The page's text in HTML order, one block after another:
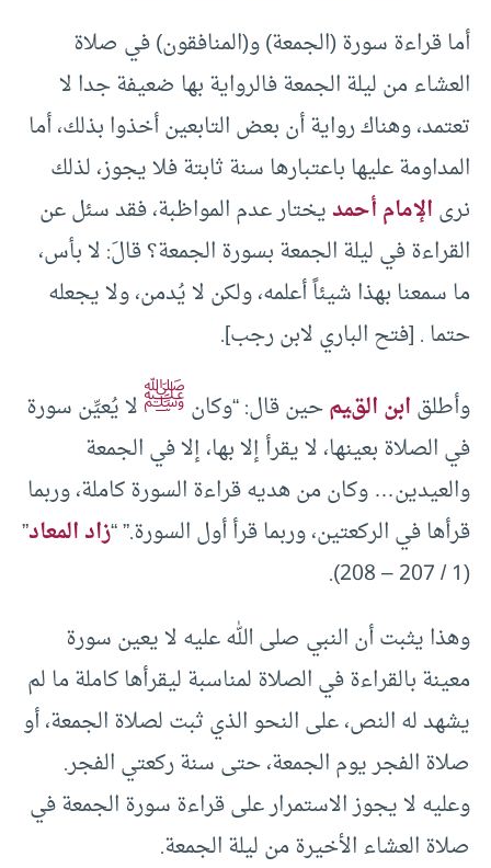
أما قراءة سورة (الجمعة) و(المنافقون) في صلاة
العشاء من ليلة الجمعة فالرواية بها ضعيفة جدا لا
تعتمد، وهناك رواية أن بعض التابعين أخذوا بذلك، أما
المداومة عليها باعتبارها سنة ثابتة فلا يجوز، لذلك
نرىالإمام أحمديختار عدم المواظبة، فقد سئل عن
القراءة في ليلة الجمعة بسورة الجمعة؟ قالَ: لا بأس،
ما سمعنا بهذا شيئاً أعلمه، ولكن لا يُدمن، ولا يجعله
حتما . [فتح الباري لابن رجب].
وأطلقابن القيمحين قال: “وكانﷺلا يُعيِّن سورة
في الصلاة بعينها، لا يقرأ إلا بها، إلا في الجمعة
والعيدين… وكان من هديه قراءة السورة كاملة، وربما
قرأها في الركعتين، وربما قرأ أول السورة.” “زاد المعاد”
(1 / 207 – 208).
وهذا يثبت أن النبي صلى الله عليه لا يعين سورة
معينة بالقراءة في الصلاة لمناسبة ليقرأها كاملة ما لم
يشهد له النص، على النحو الذي ثبت لصلاة الجمعة، أو
صلاة الفجر يوم الجمعة، حتى سنة ركعتي الفجر.
وعليه لا يجوز الاستمرار على قراءة سورة الجمعة في
صلاة العشاء الأخيرة من ليلة الجمعة.